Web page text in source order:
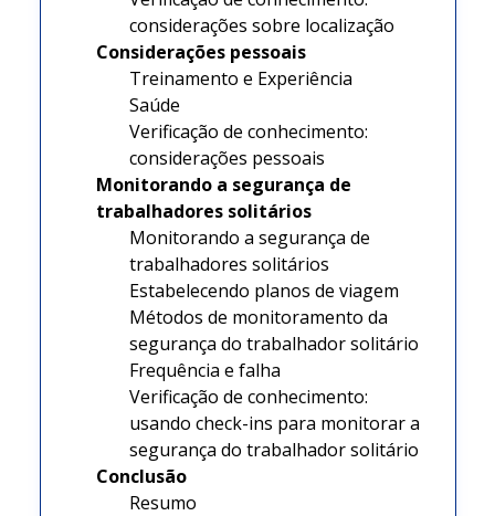
considerações sobre localização
Considerações pessoais
Treinamento e Experiência
Saúde
Verificação de conhecimento:
considerações pessoais
Monitorando a segurança de
trabalhadores solitários
Monitorando a segurança de
trabalhadores solitários
Estabelecendo planos de viagem
Métodos de monitoramento da
segurança do trabalhador solitário
Frequência e falha
Verificação de conhecimento:
usando check-ins para monitorar a
segurança do trabalhador solitário
Conclusão
Resumo